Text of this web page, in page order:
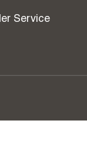
Service